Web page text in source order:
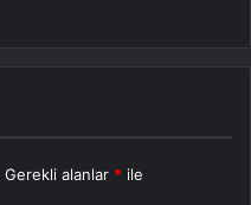
Gerekli alanlar * ile